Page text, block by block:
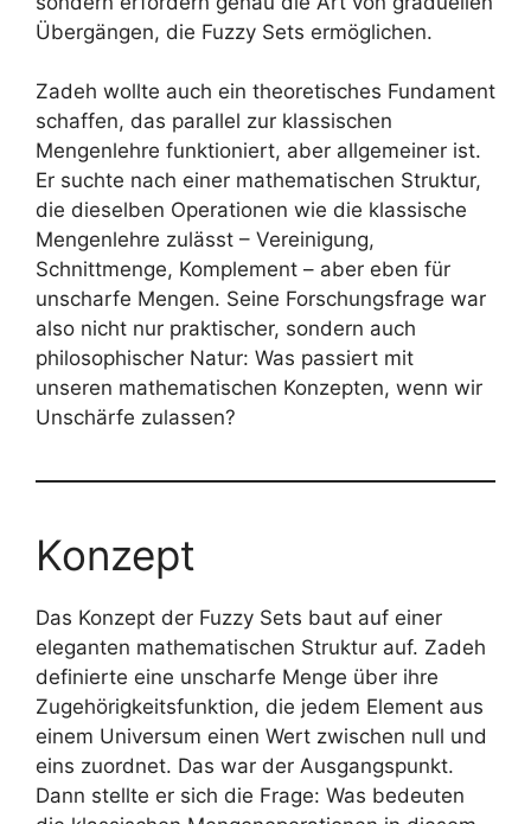
Übergängen, die Fuzzy Sets ermöglichen.
Zadeh wollte auch ein theoretisches Fundament
schaffen, das parallel zur klassischen
Mengenlehre funktioniert, aber allgemeiner ist.
Er suchte nach einer mathematischen Struktur,
die dieselben Operationen wie die klassische
Mengenlehre zulässt – Vereinigung,
Schnittmenge, Komplement – aber eben für
unscharfe Mengen. Seine Forschungsfrage war
also nicht nur praktischer, sondern auch
philosophischer Natur: Was passiert mit
unseren mathematischen Konzepten, wenn wir
Unschärfe zulassen?
Konzept
Das Konzept der Fuzzy Sets baut auf einer
eleganten mathematischen Struktur auf. Zadeh
definierte eine unscharfe Menge über ihre
Zugehörigkeitsfunktion, die jedem Element aus
einem Universum einen Wert zwischen null und
eins zuordnet. Das war der Ausgangspunkt.
Dann stellte er sich die Frage: Was bedeuten